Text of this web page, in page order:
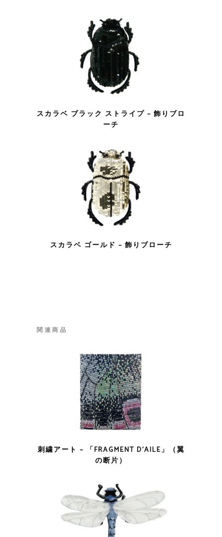
スカラベ ブラック ストライプ – 飾りブロ
ーチ
スカラベ ゴールド – 飾りブローチ
関連商品
刺繍アート – 「FRAGMENT D’AILE」（翼
の断片）